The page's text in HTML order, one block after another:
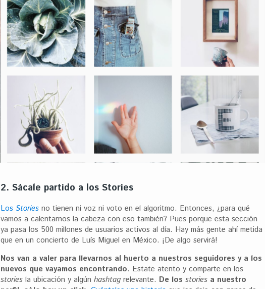
2. Sácale partido a los Stories
Los Stories no tienen ni voz ni voto en el algoritmo. Entonces, ¿para qué
vamos a calentarnos la cabeza con eso también? Pues porque esta sección
ya pasa los 500 millones de usuarios activos al día. Hay más gente ahí metida
que en un concierto de Luís Miguel en México. ¡De algo servirá!
Nos van a valer para llevarnos al huerto a nuestros seguidores y a los
nuevos que vayamos encontrando. Estate atento y comparte en los
stories la ubicación y algún hashtag relevante. De los stories a nuestro